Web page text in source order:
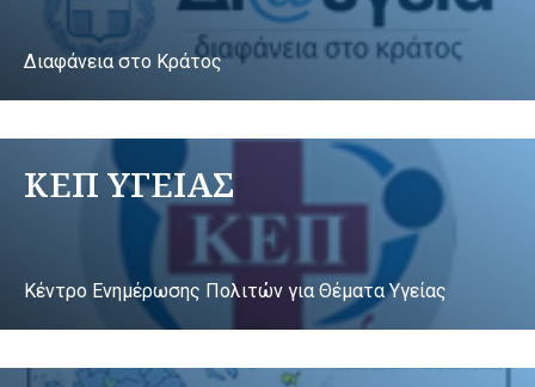
Διαφάνεια στο Κράτος
ΚΕΠ ΥΓΕΙΑΣ
Κέντρο Ενημέρωσης Πολιτών για Θέματα Υγείας